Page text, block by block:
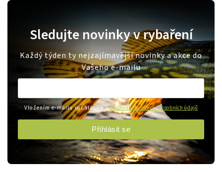
Sledujte novinky v rybaření
Každý týden ty nejzajímavější novinky a akce do
Vašeho e-mailu
Vložením e-mailu souhlasíte spodmínkami ochrany osobních údajů
Přihlásit se